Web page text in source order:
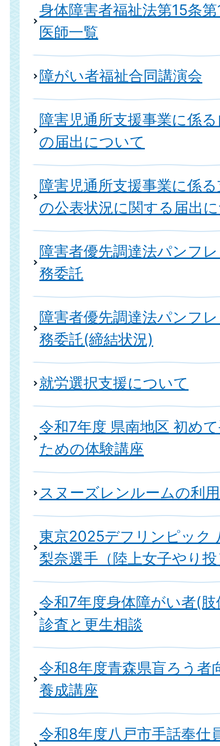
身体障害者福祉法第15条
医師一覧
障がい者福祉合同講演会
障害児通所支援事業に係
の届出について
障害児通所支援事業に係
の公表状況に関する届出
障害者優先調達法パンフ
務委託
障害者優先調達法パンフ
務委託(締結状況)
就労選択支援について
令和7年度 県南地区 初め
ための体験講座
スヌーズレンルームの利
東京2025デフリンピック
梨奈選手（陸上女子やり
令和7年度身体障がい者(
診査と更生相談
令和8年度青森県盲ろう者
養成講座
令和8年度八戸市手話奉仕